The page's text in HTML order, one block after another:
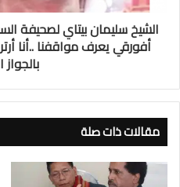
الشيخ سليمان بيتاي لصحيفة
أفورقي يعرف مواقفنا ..أنا
بالجواز
مقالات ذات صلة